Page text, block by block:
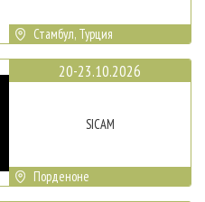
Стамбул, Турция
20-23.10.2026
SICAM
Порденоне